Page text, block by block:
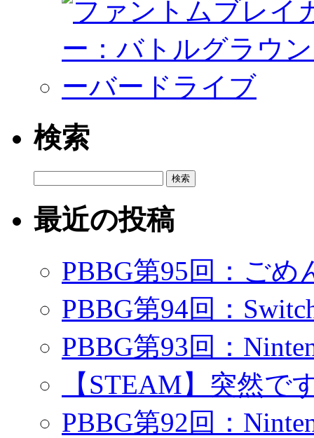
検索
最近の投稿
PBBG第95回：ご
PBBG第94回：
PBBG第93回：
【STEAM】突然で
PBBG第92回：